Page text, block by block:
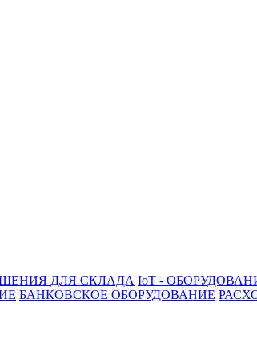
ДЛЯ СКЛАДА IoT -
БАНКОВСКОЕ ОБОРУДОВАНИЕ